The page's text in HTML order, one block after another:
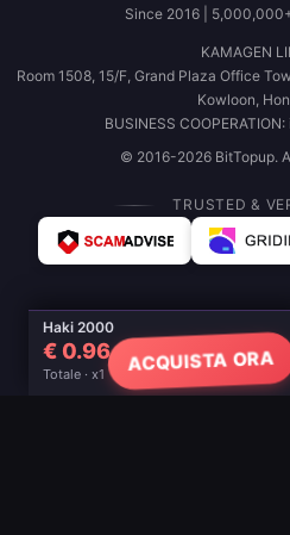
Haki 2000
€ 0.96
Totale · x1
ACQUISTA ORA
Since 2016 |
KAMAGEN
Room 1508, 15/F, Grand Plaza Office
Kowloon,
BUSINESS
© 2016-2026 BitTopup.
TRUSTED &